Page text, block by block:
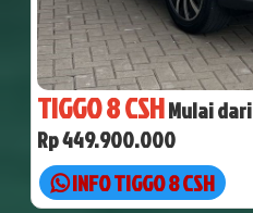
TIGGO 8 CSHMulai dari
Rp 449.900.000
INFO TIGGO 8 CSH